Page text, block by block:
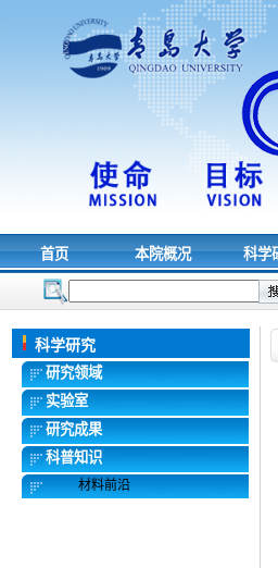
首页 本院概况 科学
科学研究
研究领域
实验室
研究成果
科普知识
材料前沿